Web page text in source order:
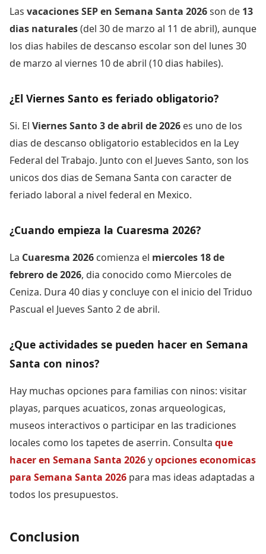
Las vacaciones SEP en Semana Santa 2026son de 13
dias naturales(del 30 de marzo al 11 de abril), aunque
los dias habiles de descanso escolar son del lunes 30
de marzo al viernes 10 de abril (10 dias habiles).
¿El Viernes Santo es feriado obligatorio?
Si. El Viernes Santo 3 de abril de 2026 es uno de los
dias de descanso obligatorio establecidos en la Ley
Federal del Trabajo. Junto con el Jueves Santo, son los
unicos dos dias de Semana Santa con caracter de
feriado laboral a nivel federal en Mexico.
¿Cuando empieza la Cuaresma 2026?
La Cuaresma 2026 comienza el miercoles 18 de
febrero de 2026, dia conocido como Miercoles de
Ceniza. Dura 40 dias y concluye con el inicio del Triduo
Pascual el Jueves Santo 2 de abril.
¿Que actividades se pueden hacer en Semana
Santa con ninos?
Hay muchas opciones para familias con ninos: visitar
playas, parques acuaticos, zonas arqueologicas,
museos interactivos o participar en las tradiciones
locales como los tapetes de aserrin. Consulta que
hacer en Semana Santa 2026yopciones economicas
para Semana Santa 2026 para mas ideas adaptadas a
todos los presupuestos.
Conclusion